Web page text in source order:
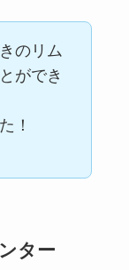
のリム
ができ
！
ター